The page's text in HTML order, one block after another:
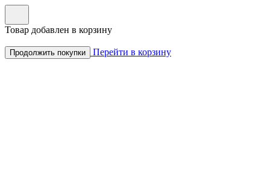
Товар добавлен в корзину
Продолжить покупки Перейти в корзину